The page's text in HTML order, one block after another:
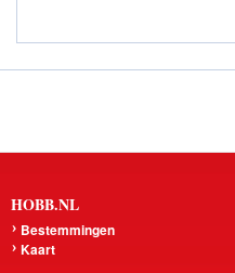
HOBB.NL
Bestemmingen
Kaart